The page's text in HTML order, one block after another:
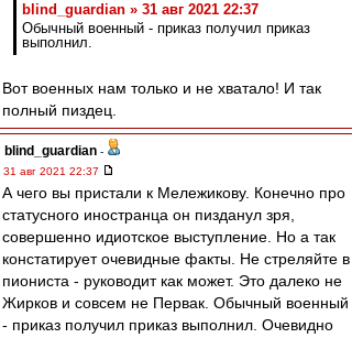
blind_guardian » 31 авг 2021 22:37
Обычный военный - приказ получил приказ
выполнил.
Вот военных нам только и не хватало! И так
полный пиздец.
blind_guardian -
31 авг 2021 22:37
А чего вы пристали к Мележикову. Конечно про
статусного иностранца он пизданул зря,
совершенно идиотское выступление. Но а так
констатирует очевидные факты. Не стреляйте в
пиониста - руководит как может. Это далеко не
Жирков и совсем не Первак. Обычный военный
- приказ получил приказ выполнил. Очевидно